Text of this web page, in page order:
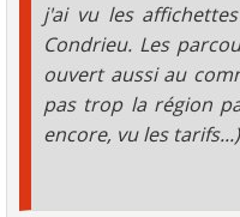
j'ai vu les
Condrieu. Les
ouvert aussi au
pas trop la région
encore, vu les tarifs...)